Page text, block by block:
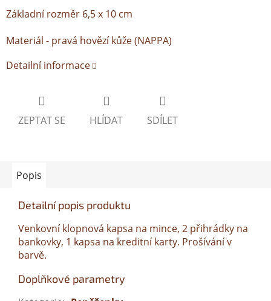
Základní rozměr 6,5 x 10 cm
Materiál - pravá hovězí kůže (NAPPA)
Detailní informace
ZEPTAT SE HLÍDAT SDÍLET
Popis
Detailní popis produktu
Venkovní klopnová kapsa na mince, 2 přihrádky na
bankovky, 1 kapsa na kreditní karty. Prošívání v
barvě.
Doplňkové parametry